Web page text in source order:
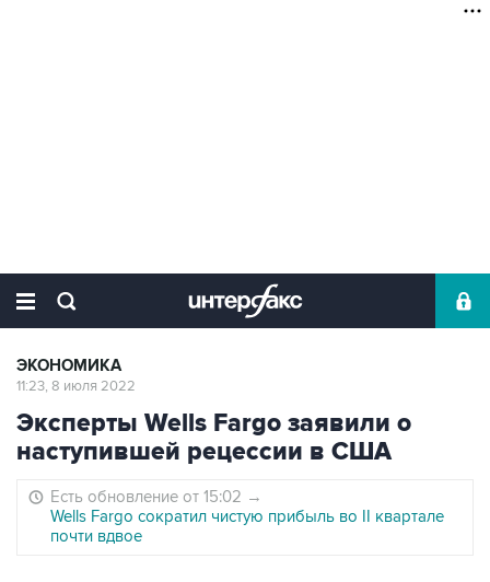
ЭКОНОМИКА
11:23, 8 июля 2022
Эксперты Wells Fargo заявили о
наступившей рецессии в США
Есть обновление от 15:02 →
Wells Fargo сократил чистую прибыль во II квартале
почти вдвое